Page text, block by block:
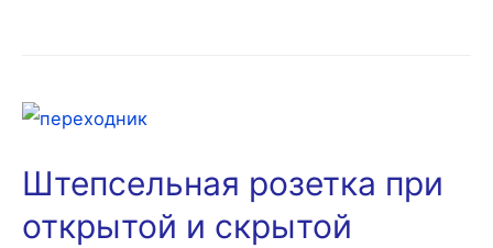
Штепсельная розетка при
открытой и скрытой